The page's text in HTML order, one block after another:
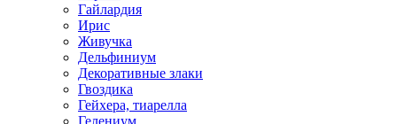
Гайлардия
Ирис
Живучка
Дельфиниум
Декоративные злаки
Гвоздика
Гейхера, тиарелла
Гелениум